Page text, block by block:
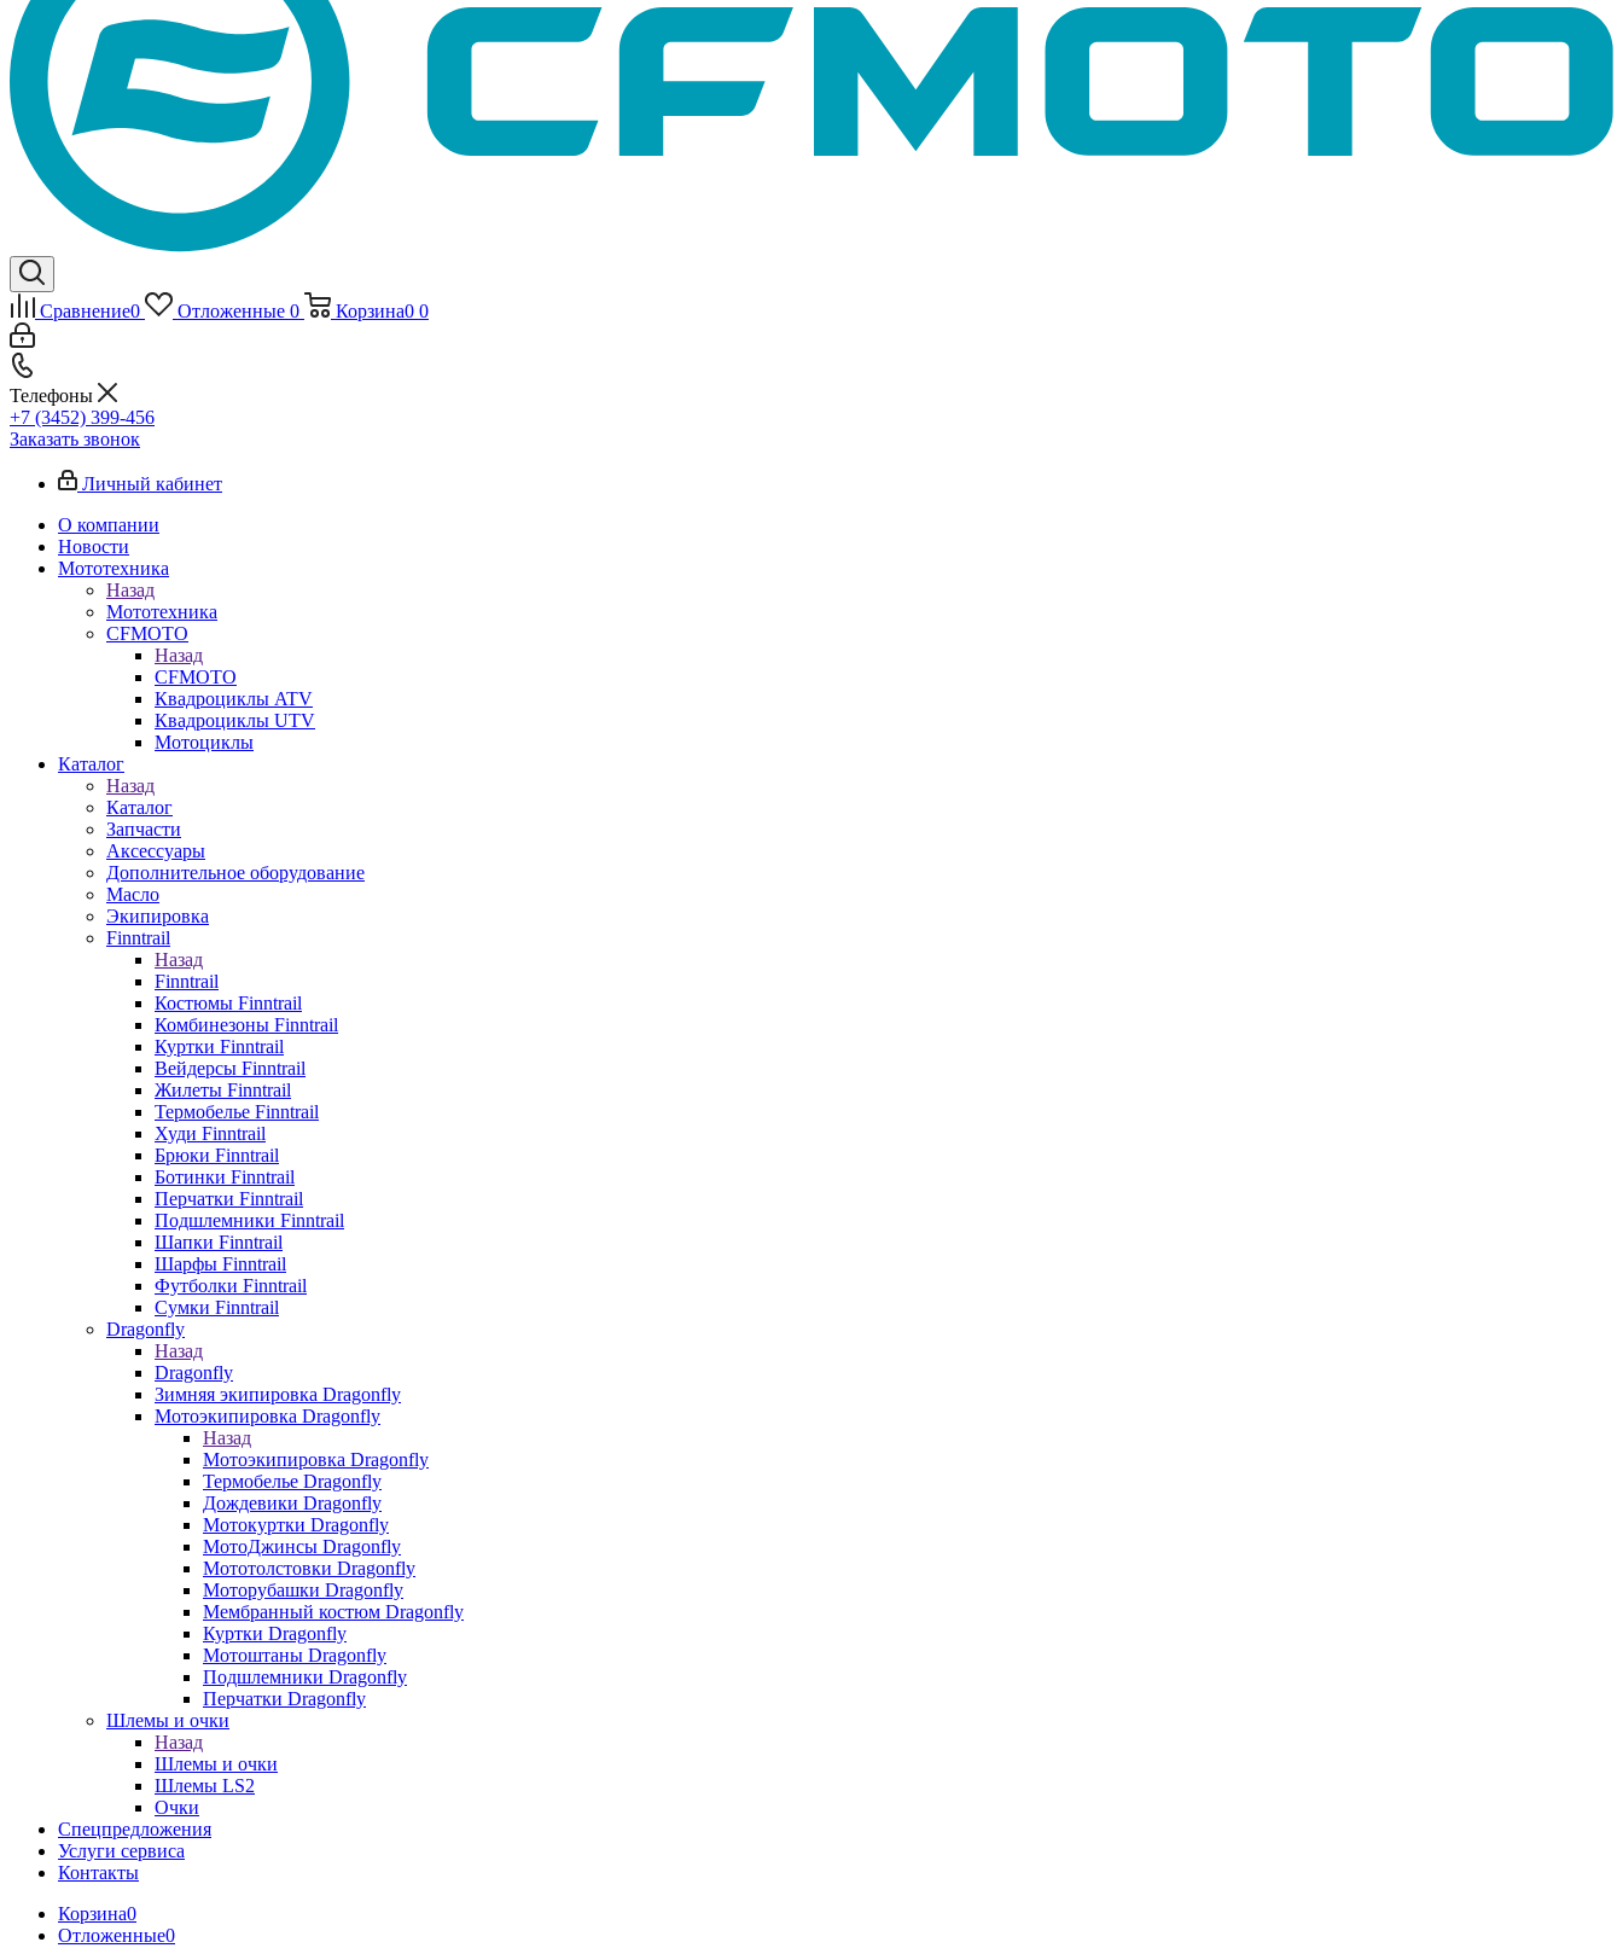
Сравнение0 Отложенные 0 Корзина0 0
Телефоны
+7 (3452) 399-456
Заказать звонок
Личный кабинет
О компании
Новости
Мототехника
Назад
Мототехника
CFMOTO
Назад
CFMOTO
Квадроциклы ATV
Квадроциклы UTV
Мотоциклы
Каталог
Назад
Каталог
Запчасти
Аксессуары
Дополнительное оборудование
Масло
Экипировка
Finntrail
Назад
Finntrail
Костюмы Finntrail
Комбинезоны Finntrail
Куртки Finntrail
Вейдерсы Finntrail
Жилеты Finntrail
Термобелье Finntrail
Худи Finntrail
Брюки Finntrail
Ботинки Finntrail
Перчатки Finntrail
Подшлемники Finntrail
Шапки Finntrail
Шарфы Finntrail
Футболки Finntrail
Сумки Finntrail
Dragonfly
Назад
Dragonfly
Зимняя экипировка Dragonfly
Мотоэкипировка Dragonfly
Назад
Мотоэкипировка Dragonfly
Термобелье Dragonfly
Дождевики Dragonfly
Мотокуртки Dragonfly
МотоДжинсы Dragonfly
Мототолстовки Dragonfly
Моторубашки Dragonfly
Мембранный костюм Dragonfly
Куртки Dragonfly
Мотоштаны Dragonfly
Подшлемники Dragonfly
Перчатки Dragonfly
Шлемы и очки
Назад
Шлемы и очки
Шлемы LS2
Очки
Спецпредложения
Услуги сервиса
Контакты
Корзина0
Отложенные0